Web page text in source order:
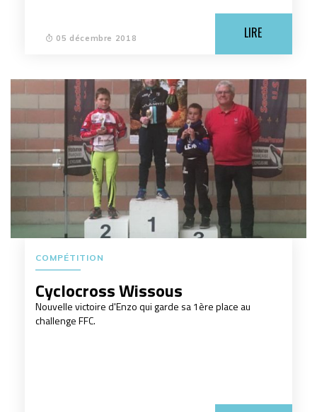
05 décembre 2018 LIRE
COMPÉTITION
Cyclocross Wissous
Nouvelle victoire d'Enzo qui garde sa 1ère place au
challenge FFC.